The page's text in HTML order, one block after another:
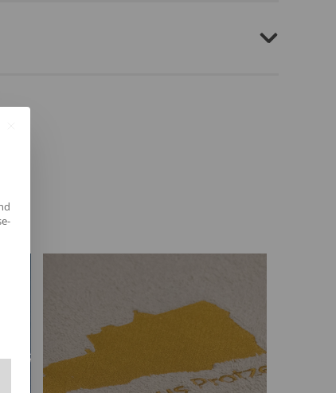
kann. Die erste Service-Gruppe ist essenziell und kann